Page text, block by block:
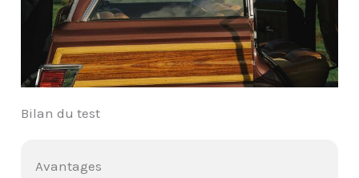
Bilan du test
Avantages